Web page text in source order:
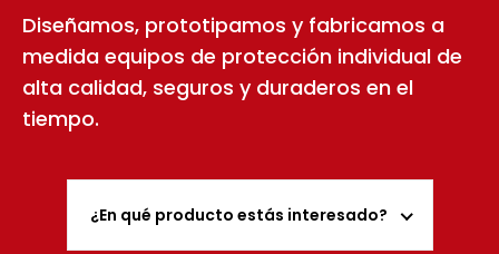
Diseñamos, prototipamos y fabricamos a
medida equipos de protección individual de
alta calidad, seguros y duraderos en el
tiempo.
¿En qué producto estás interesado?